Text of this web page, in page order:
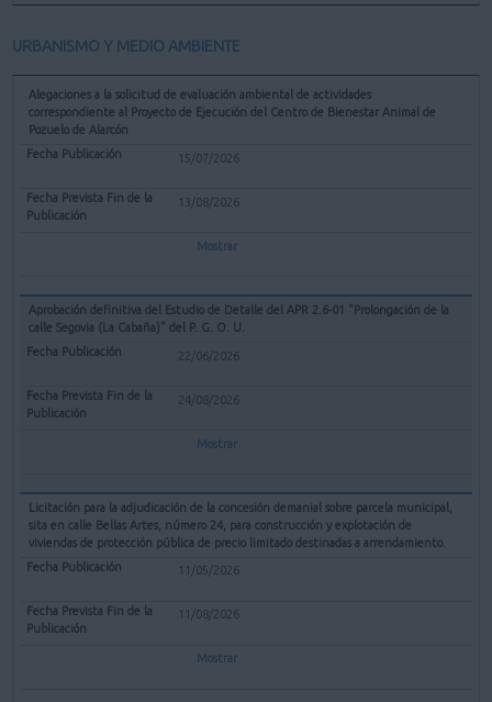
URBANISMO Y MEDIO AMBIENTE
Alegaciones a la solicitud de evaluación ambiental de actividades
correspondiente al Proyecto de Ejecución del Centro de Bienestar Animal de
Pozuelo de Alarcón
15/07/2026
13/08/2026
Mostrar
Aprobación definitiva del Estudio de Detalle del APR 2.6-01 "Prolongación de la
calle Segovia (La Cabaña)" del P. G. O. U.
22/06/2026
24/08/2026
Mostrar
Licitación para la adjudicación de la concesión demanial sobre parcela municipal,
sita en calle Bellas Artes, número 24, para construcción y explotación de
viviendas de protección pública de precio limitado destinadas a arrendamiento.
11/05/2026
11/08/2026
Mostrar